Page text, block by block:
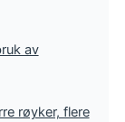
av
røyker, flere